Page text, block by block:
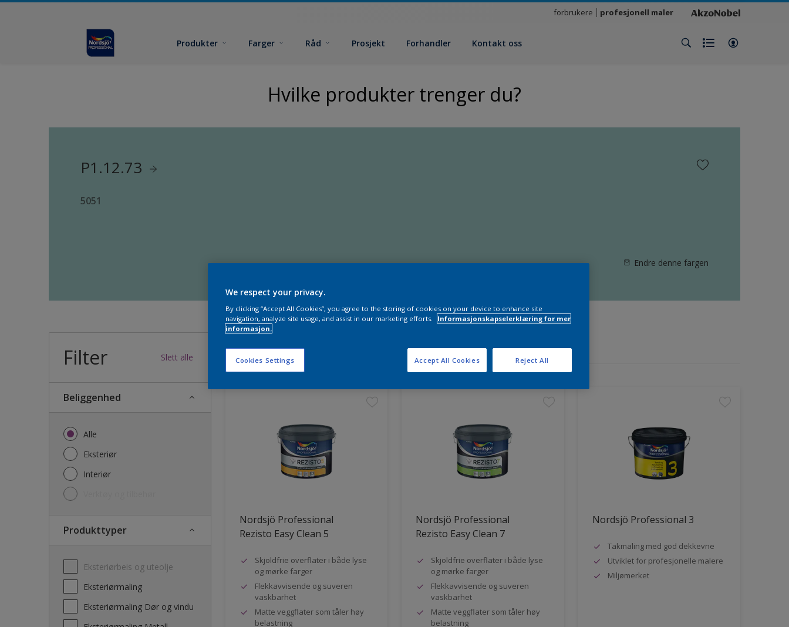
forbrukere profesjonell maler
Produkter Farger Råd Prosjekt Forhandler Kontakt oss
Hvilke produkter trenger du?
P1.12.73
5051
Endre denne fargen
Filter Slett alle
Beliggenhed
Alle
Eksteriør
Interiør
Produkttyper
Eksteriørbeis og uteolje
Eksteriørmaling
Eksteriørmaling Dør og vindu
34produkter funnet
Nordsjö Professional
Rezisto Easy Clean 5
Skjoldfrie overflater i både lyse
og mørke farger
Flekkavvisende og suveren
vaskbarhet
Matte veggflater som tåler høy
belastning
Nordsjö Professional
Rezisto Easy Clean 7
Skjoldfrie overflater i både lyse
og mørke farger
Flekkavvisende og suveren
vaskbarhet
Matte veggflater som tåler høy
belastning
Nordsjö Professional 3
Takmaling med god dekkevne
Utviklet for profesjonelle malere
Miljømerket
We respect your privacy.
By clicking “Accept All Cookies”, you agree to the storing of cookies on your device to enhance site
navigation, analyze site usage, and assist in our marketing efforts.
Informasjonskapselerklæring for mer
informasjon.
Cookies Settings Reject All
Accept All Cookies